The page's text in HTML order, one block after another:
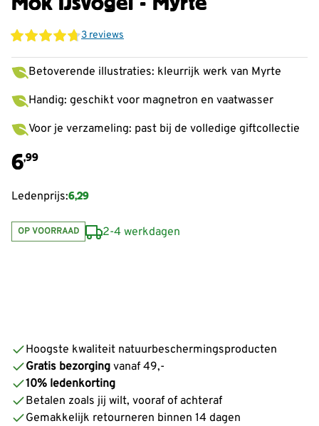
3 reviews
Betoverende illustraties: kleurrijk werk van Myrte
Handig: geschikt voor magnetron en vaatwasser
Voor je verzameling: past bij de volledige giftcollectie
6,99
Ledenprijs:6,29
OP VOORRAAD 2-4 werkdagen
Hoogste kwaliteit natuurbeschermingsproducten
Gratis bezorging vanaf 49,-
10% ledenkorting
Betalen zoals jij wilt, vooraf of achteraf
Gemakkelijk retourneren binnen 14 dagen